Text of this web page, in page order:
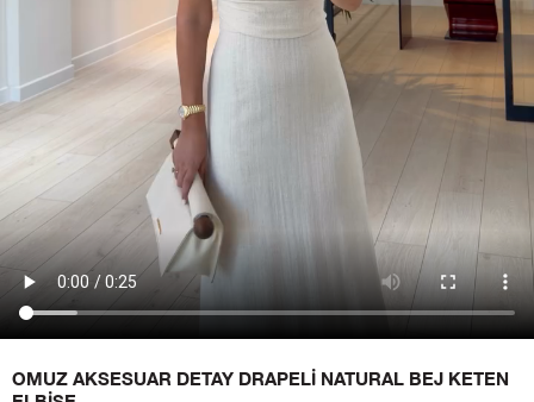
OMUZ AKSESUAR DETAY DRAPELI NATURAL BEJ KETEN